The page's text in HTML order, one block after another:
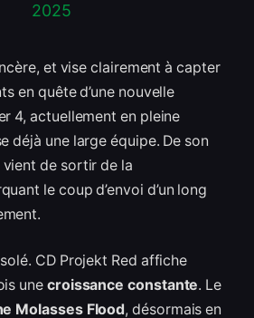
2025
et vise clairement à capter
en quête d’une nouvelle
4, actuellement en pleine
déjà une large équipe. De son
vient de sortir de la
le coup d’envoi d’un long
CD Projekt Red affiche
une croissance constante. Le
Molasses Flood, désormais en